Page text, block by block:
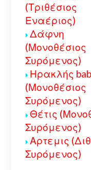
(Τριθέσιος
Εναέριος)
Δάφνη
(Μονοθέσιος
Συρόμενος)
Ηρακλής
(Μονοθέσιος
Συρόμενος)
Θέτις
Συρόμενος)
Αρτεμις
Συρόμενος)